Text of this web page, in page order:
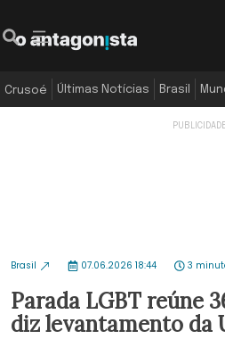
Crusoé Últimas Notícias Brasil
Brasil 07.06.2026 18:44 3
Parada LGBT reúne
diz levantamento da